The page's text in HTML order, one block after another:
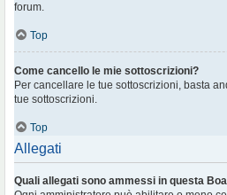
forum.
Top
Come cancello le mie sottoscrizioni?
Per cancellare le tue sottoscrizioni, basta
tue sottoscrizioni.
Top
Allegati
Quali allegati sono ammessi in questa